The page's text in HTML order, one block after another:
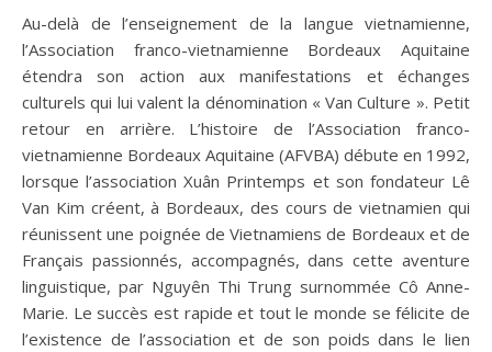
Au-delà de l’enseignement de la langue vietnamienne,
l’Association franco-vietnamienne Bordeaux Aquitaine
étendra son action aux manifestations et échanges
culturels qui lui valent la dénomination « Van Culture ». Petit
retour en arrière. L’histoire de l’Association franco-
vietnamienne Bordeaux Aquitaine (AFVBA) débute en 1992,
lorsque l’association Xuân Printemps et son fondateur Lê
Van Kim créent, à Bordeaux, des cours de vietnamien qui
réunissent une poignée de Vietnamiens de Bordeaux et de
Français passionnés, accompagnés, dans cette aventure
linguistique, par Nguyên Thi Trung surnommée Cô Anne-
Marie. Le succès est rapide et tout le monde se félicite de
l’existence de l’association et de son poids dans le lien